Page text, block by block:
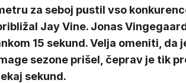
za seboj pustil vso
Jay Vine. Jonas
15 sekund. Velja omeniti, da
sezone prišel, čeprav je tik
sekund.